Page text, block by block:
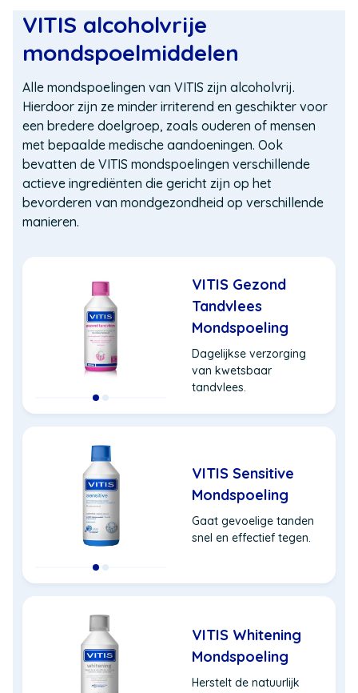
VITIS alcoholvrije
mondspoelmiddelen
Alle mondspoelingen van VITIS zijn alcoholvrij.
Hierdoor zijn ze minder irriterend en geschikter voor
een bredere doelgroep, zoals ouderen of mensen
met bepaalde medische aandoeningen. Ook
bevatten de VITIS mondspoelingen verschillende
actieve ingrediënten die gericht zijn op het
bevorderen van mondgezondheid op verschillende
manieren.
VITIS Gezond
Tandvlees
Mondspoeling
Dagelijkse verzorging
van kwetsbaar
tandvlees.
VITIS Sensitive
Mondspoeling
Gaat gevoelige tanden
snel en effectief tegen.
VITIS Whitening
Mondspoeling
Herstelt de natuurlijk